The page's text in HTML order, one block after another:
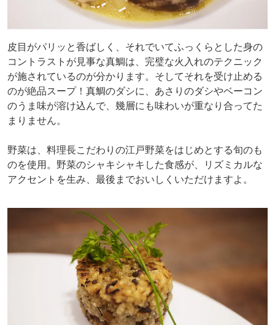
皮目がパリッと香ばしく、それでいてふっくらとした身の
コントラストが見事な真鯛は、完璧な火入れのテクニック
が施されているのが分かります。そしてそれを受け止める
のが絶品スープ！真鯛のダシに、あさりのダシやベーコン
のうま味が溶け込んで、幾層にも味わいが重なり合ってた
まりません。
野菜は、料理長こだわりの江戸野菜をはじめとする旬のも
のを使用。野菜のシャキシャキした食感が、リズミカルな
アクセントを生み、最後までおいしくいただけますよ。